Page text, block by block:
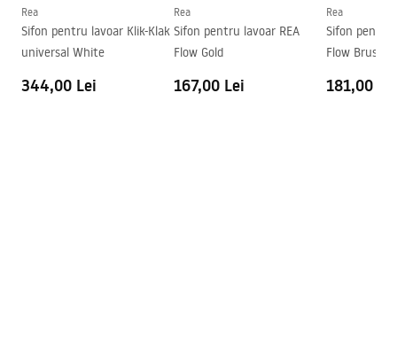
Formă
Preaplin
Da
Rea
Sifon pentru lavoar Klik-Klak
universal White
344,00 Lei
Rea
Sifon pentru lavoar REA
Flow Gold
167,00 Lei
Rea
Sifon pentru
Flow Brush
181,00 Lei